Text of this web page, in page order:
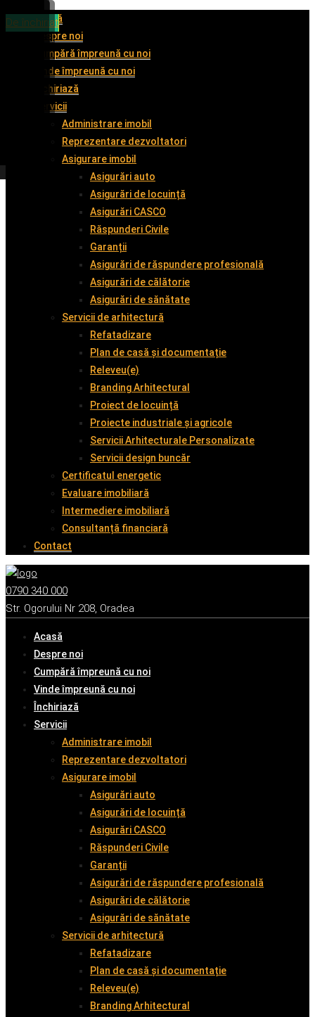
Acasă
Despre noi
Cumpără împreună cu noi
Vinde împreună cu noi
Închiriază
Servicii
Administrare imobil
Reprezentare dezvoltatori
Asigurare imobil
Asigurări auto
Asigurări de locuință
Asigurări CASCO
Răspunderi Civile
Garanții
Asigurări de răspundere profesională
Asigurări de călătorie
Asigurări de sănătate
Servicii de arhitectură
Refatadizare
Plan de casă și documentație
Releveu(e)
Branding Arhitectural
Proiect de locuință
Proiecte industriale și agricole
Servicii Arhitecturale Personalizate
Servicii design buncăr
Certificatul energetic
Evaluare imobiliară
Intermediere imobiliară
Consultanță financiară
Contact
0790 340 000
Str. Ogorului Nr 208, Oradea
Acasă
Despre noi
Cumpără împreună cu noi
Vinde împreună cu noi
Închiriază
Servicii
Administrare imobil
Reprezentare dezvoltatori
Asigurare imobil
Asigurări auto
Asigurări de locuință
Asigurări CASCO
Răspunderi Civile
Garanții
Asigurări de răspundere profesională
Asigurări de călătorie
Asigurări de sănătate
Servicii de arhitectură
Refatadizare
Plan de casă și documentație
Releveu(e)
Branding Arhitectural
De vânzare
De vânzare
De vânzare
De închiriat